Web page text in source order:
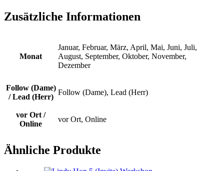
Zusätzliche Informationen
Monat
Januar, Februar, März, April, Mai, Juni, Juli,
August, September, Oktober, November,
Dezember
Follow (Dame)
/ Lead (Herr)
Follow (Dame), Lead (Herr)
vor Ort /
Online
vor Ort, Online
Ähnliche Produkte